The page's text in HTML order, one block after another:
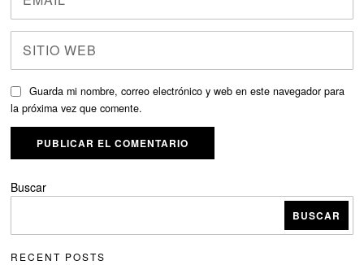
Guarda mi nombre, correo electrónico y web en este navegador para
la próxima vez que comente.
Buscar
BUSCAR
RECENT POSTS